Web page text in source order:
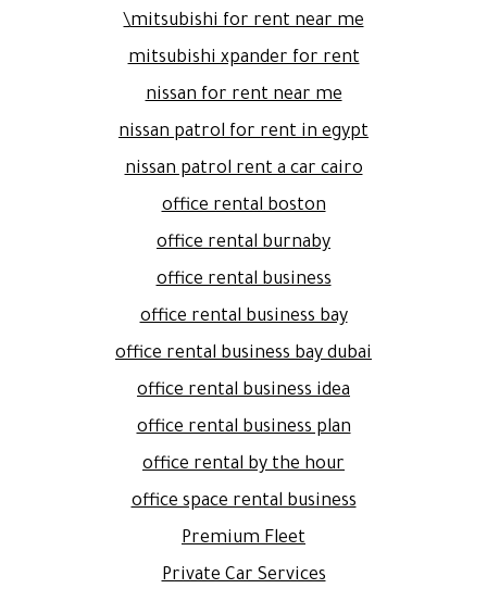
mitsubishi for rent near me\
mitsubishi xpander for rent
nissan for rent near me
nissan patrol for rent in egypt
nissan patrol rent a car cairo
office rental boston
office rental burnaby
office rental business
office rental business bay
office rental business bay dubai
office rental business idea
office rental business plan
office rental by the hour
office space rental business
Premium Fleet
Private Car Services